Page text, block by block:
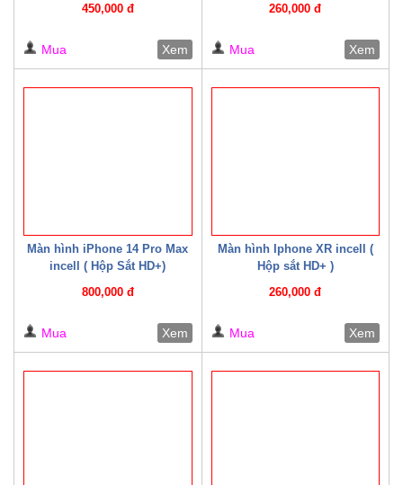
450,000 đ
Mua Xem
260,000 đ
Mua Xem
Màn hình iPhone 14 Pro Max
incell ( Hộp Sắt HD+)
800,000 đ
Mua Xem
Màn hình Iphone XR incell (
Hộp sắt HD+ )
260,000 đ
Mua Xem